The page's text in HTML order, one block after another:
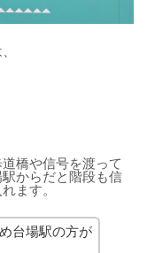
橋や信号を渡って
からだと階段も信
ます。
台場駅の方が